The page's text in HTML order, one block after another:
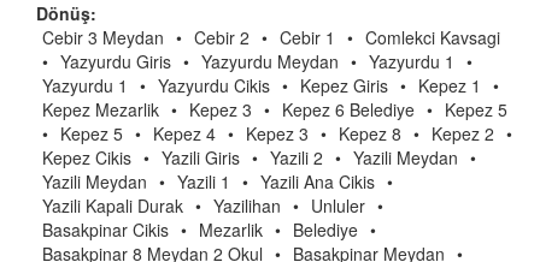
Dönüş:
Cebir 3 Meydan • Cebir 2 • Cebir 1 • Comlekci Kavsagi
• Yazyurdu Giris • Yazyurdu Meydan • Yazyurdu 1
•
Yazyurdu 1
• Yazyurdu Cikis • Kepez Giris • Kepez 1
•
Kepez Mezarlik • Kepez 3 • Kepez 6 Belediye • Kepez 5
• Kepez 5 • Kepez 4 • Kepez 3 • Kepez 8 • Kepez 2 •
Kepez Cikis • Yazili Giris • Yazili 2 • Yazili Meydan •
Yazili Meydan • Yazili 1 • Yazili Ana Cikis •
Yazili Kapali Durak • Yazilihan • Unluler •
Basakpinar Cikis • Mezarlik • Belediye •
Basakpinar 8 Meydan 2 Okul • Basakpinar Meydan •